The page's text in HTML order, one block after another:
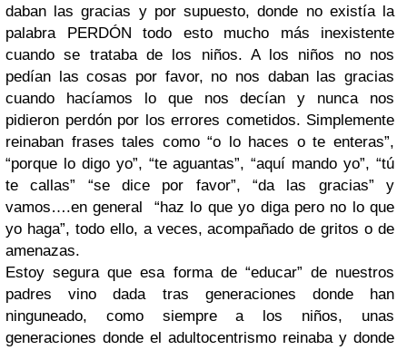
daban las gracias y por supuesto, donde no existía la
palabra PERDÓN todo esto mucho más inexistente
cuando se trataba de los niños. A los niños no nos
pedían las cosas por favor, no nos daban las gracias
cuando hacíamos lo que nos decían y nunca nos
pidieron perdón por los errores cometidos. Simplemente
reinaban frases tales como “o lo haces o te enteras”,
“porque lo digo yo”, “te aguantas”, “aquí mando yo”, “tú
te callas” “se dice por favor”, “da las gracias” y
vamos….en general “haz lo que yo diga pero no lo que
yo haga”, todo ello, a veces, acompañado de gritos o de
amenazas.
Estoy segura que esa forma de “educar” de nuestros
padres vino dada tras generaciones donde han
ninguneado, como siempre a los niños, unas
generaciones donde el adultocentrismo reinaba y donde